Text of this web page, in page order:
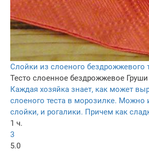
Слойки из слоеного бездрожжевого
Тесто слоенное бездрожжевое
Каждая хозяйка знает, как может
слоеного теста в морозилке. Можно
слойки, и рогалики. Причем как
1 ч.
3
5.0